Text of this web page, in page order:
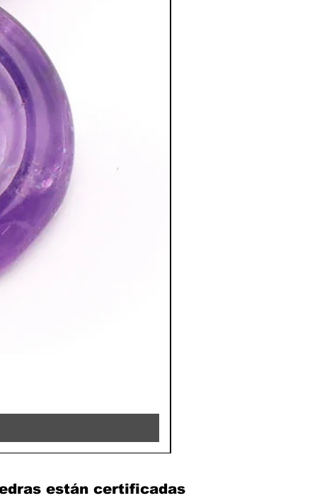
están certificadas